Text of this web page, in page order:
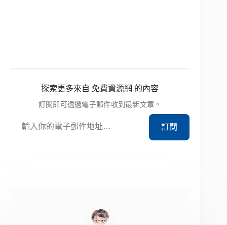
探索更多來自 免費資源網 的內容
訂閱即可透過電子郵件收到最新文章。
訂閱